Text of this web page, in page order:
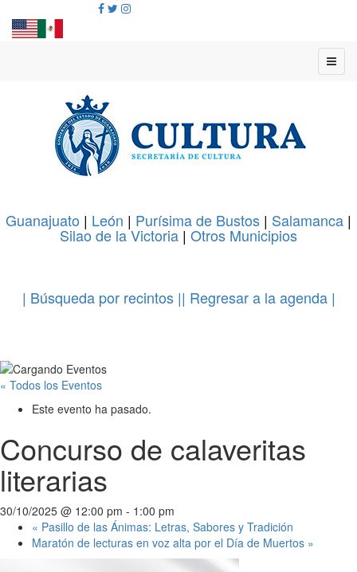
Guanajuato | León | Purísima de Bustos | Salamanca |
Silao de la Victoria | Otros Municipios
| Búsqueda por recintos || Regresar a la agenda |
« Todos los Eventos
Este evento ha pasado.
Concurso de calaveritas
literarias
30/10/2025 @ 12:00 pm - 1:00 pm
« Pasillo de las Ánimas: Letras, Sabores y Tradición
Maratón de lecturas en voz alta por el Día de Muertos »